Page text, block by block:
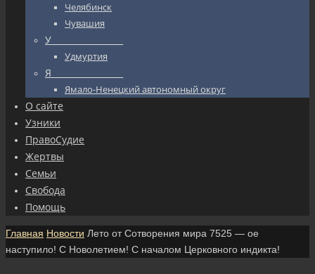
Челябинск
Чувашия
У_________________
Удмуртия
Я_________________
Ямало-Ненецкий автономный округ
О сайте
Узники
ПравоСудие
Жертвы
Семьи
Свобода
Помощь
Главная Новости Лето от Сотворения мира 7525 — ое
наступило! С Новолетием! С началом Церковного индикта!